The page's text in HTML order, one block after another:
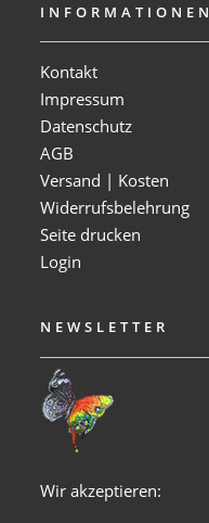
INFORMATIONEN
Kontakt
Impressum
Datenschutz
AGB
Versand | Kosten
Widerrufsbelehrung
Seite drucken
Login
NEWSLETTER
Wir akzeptieren: